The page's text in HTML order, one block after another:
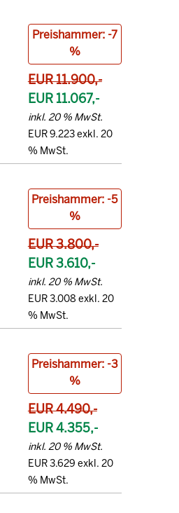
Preishammer: -7
%
EUR 11.900,-
EUR 11.067,-
inkl. 20 % MwSt.
EUR 9.223 exkl. 20
% MwSt.
Preishammer: -5
%
EUR 3.800,-
EUR 3.610,-
inkl. 20 % MwSt.
EUR 3.008 exkl. 20
% MwSt.
Preishammer: -3
%
EUR 4.490,-
EUR 4.355,-
inkl. 20 % MwSt.
EUR 3.629 exkl. 20
% MwSt.